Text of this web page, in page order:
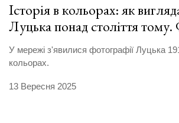
Історія в кольорах: як
Луцька понад століття
У мережі з'явилися фотографії Луцька
кольорах.
13 Вересня 2025